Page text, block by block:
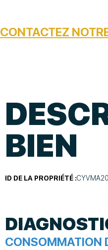
CONTACTEZ
BIEN
ID DE LA PROPRIÉTÉ :
CONSOMMATION